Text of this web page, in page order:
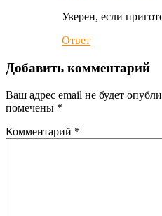
Уверен, если
Ответ
Добавить комментарий
Ваш адрес email не будет
помечены *
Комментарий *